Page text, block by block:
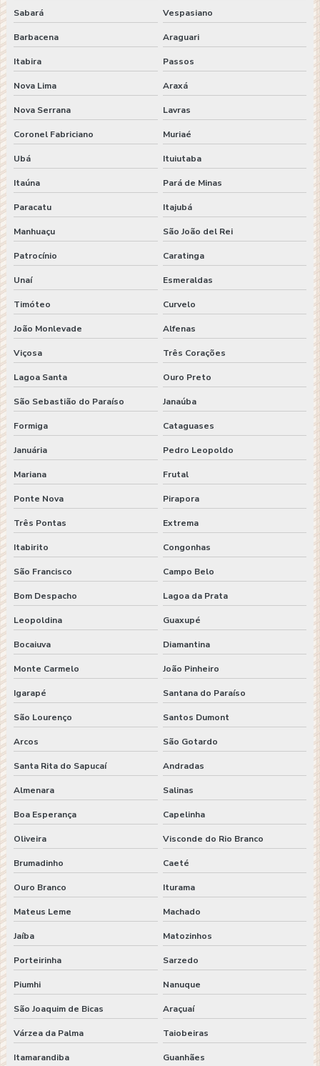
Sabará Vespasiano
Barbacena Araguari
Itabira Passos
Nova Lima Araxá
Nova Serrana Lavras
Coronel Fabriciano Muriaé
Ubá Ituiutaba
Itaúna Pará de Minas
Paracatu Itajubá
Manhuaçu São João del Rei
Patrocínio Caratinga
Unaí Esmeraldas
Timóteo Curvelo
João Monlevade Alfenas
Viçosa Três Corações
Lagoa Santa Ouro Preto
São Sebastião do Paraíso Janaúba
Formiga Cataguases
Januária Pedro Leopoldo
Mariana Frutal
Ponte Nova Pirapora
Três Pontas Extrema
Itabirito Congonhas
São Francisco Campo Belo
Bom Despacho Lagoa da Prata
Leopoldina Guaxupé
Bocaiuva Diamantina
Monte Carmelo João Pinheiro
Igarapé Santana do Paraíso
São Lourenço Santos Dumont
Arcos São Gotardo
Santa Rita do Sapucaí Andradas
Almenara Salinas
Boa Esperança Capelinha
Oliveira Visconde do Rio Branco
Brumadinho Caeté
Ouro Branco Iturama
Mateus Leme Machado
Jaíba Matozinhos
Porteirinha Sarzedo
Piumhi Nanuque
São Joaquim de Bicas Araçuaí
Várzea da Palma Taiobeiras
Itamarandiba Guanhães